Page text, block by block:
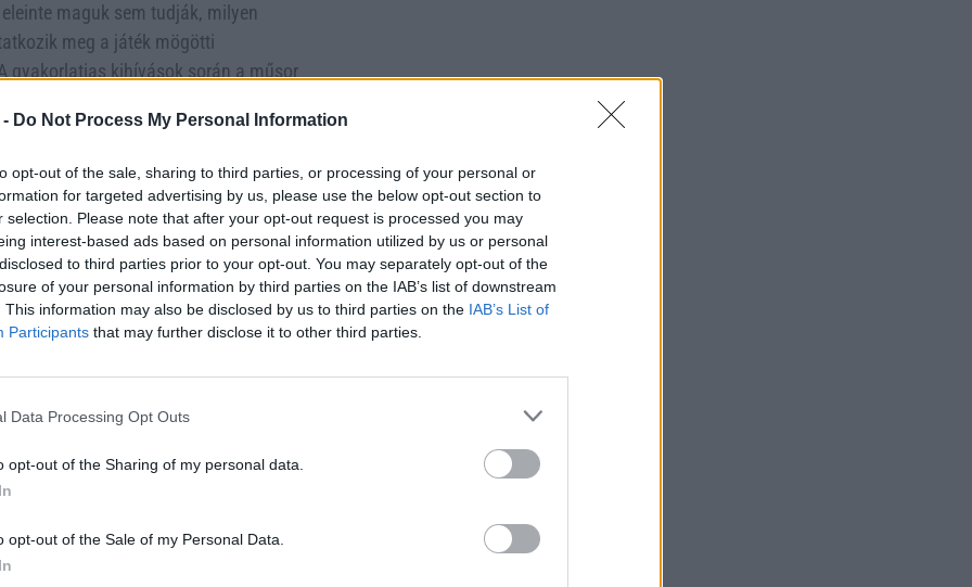
Do Not Process My Personal Information
opt-out of the sale, sharing to third parties, or processing of your personal or
for targeted advertising by us, please use the below opt-out section to
selection. Please note that after your opt-out request is processed you may
interest-based ads based on personal information utilized by us or personal
to third parties prior to your opt-out. You may separately opt-out of the
of your personal information by third parties on the IAB’s list of downstream
This information may also be disclosed by us to third parties on the IAB’s List of
Participants that may further disclose it to other third parties.
Data Processing Opt Outs
opt-out of the Sharing of my personal data.
opt-out of the Sale of my Personal Data.
maguk sem tudják, milyen
meg a játék mögötti
gyakorlatias kihívások során a műsor
stílusú, számos olyan narratív
a fan-favorite horror kategóriákhoz
amely nem veszi túl komolyan
még nem hivatalos, hogy jövőre
ígérkezik a horrorrajongók
reality-hybridre, amely nem riad
ajánlásra érdemes.
the-halloween-cooking-contests-and-